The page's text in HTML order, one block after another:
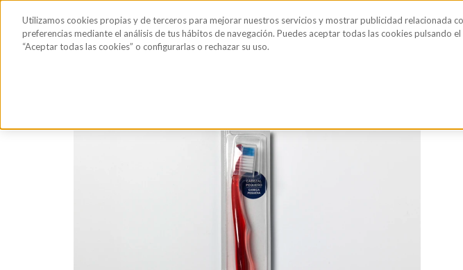
Todos los
productos
Sérum de pestañas y cejasGafas de SolHigiene íntimaBlog
Utilizamos cookies propias y de terceros para mejorar nuestros servicios y mostrar publicidad relacionada
preferencias mediante el análisis de tus hábitos de navegación. Puedes aceptar todas las cookies pulsando
“Aceptar todas las cookies” o configurarlas o rechazar su uso.